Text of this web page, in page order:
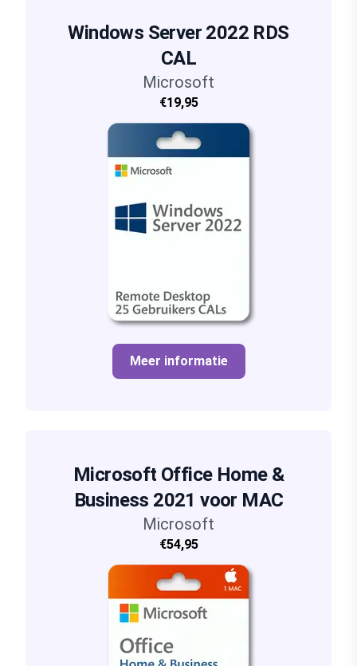
Windows Server 2022 RDS
CAL
Microsoft
€19,95
Meer informatie
Microsoft Office Home &
Business 2021 voor MAC
Microsoft
€54,95